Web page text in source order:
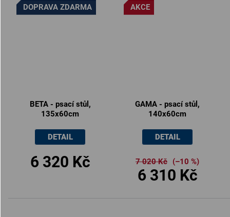
DOPRAVA ZDARMA
BETA - psací stůl,
135x60cm
6 320 Kč
DETAIL
AKCE
GAMA - psací stůl,
140x60cm
6 310 Kč
7 020 Kč (–10 %)
DETAIL